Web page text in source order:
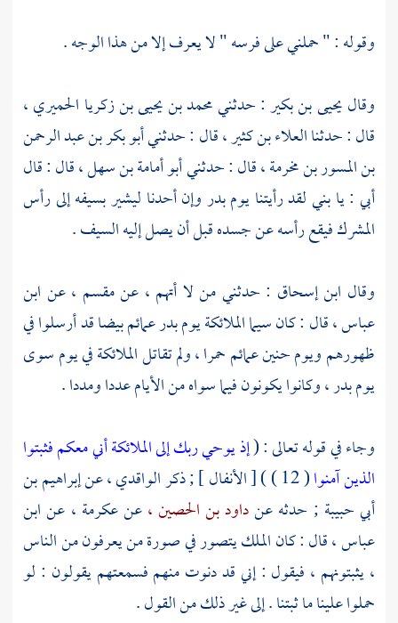
وقوله : " حملني على فرسه " لا يعرف إلا من هذا الوجه .
وقاليحيى بن بكير: حدثنيمحمد بن يحيى بن زكريا الحميري ،
قال : حدثناالعلاء بن كثير ،قال : حدثنيأبو بكر بن عبد الرحمن
بن المسور بن مخرمة ،قال : حدثنيأبو أمامة بن سهل ،قال : قال
أبي : يا بني لقد رأيتنا يومبدروإن أحدنا ليشير بسيفه إلى رأس
المشرك فيقع رأسه عن جسده قبل أن يصل إليه السيف .
وقال ابن إسحاق : حدثني من لا أتهم ، عنمقسم ، عن ابن
عباس ،قال : كان سيما الملائكة يومبدرعمائم بيضا قد أرسلوا في
ظهورهم ويوم حنين عمائم حمرا ، ولم تقاتل الملائكة في يوم سوى
يومبدر ،وكانوا يكونون فيما سواه من الأيام عددا ومددا .
وجاء في قوله تعالى : (إذ يوحي ربك إلى الملائكة أني معكم فثبتوا
الذين آمنوا( 12 ) ) [ الأنفال ] ; ذكر الواقدي، عنإبراهيم بن
أبي حبيبة ; حدثه عنداود بن الحصين ،عنعكرمة ، عنابن
عباس ،قال : كان الملك يتصور في صورة من يعرفون من الناس
، يثبتونهم ، فيقول : إني قد دنوت منهم فسمعتهم يقولون : لو
حملوا علينا ما ثبتنا . إلى غير ذلك من القول .